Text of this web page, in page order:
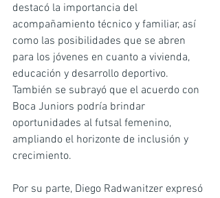
destacó la importancia del
acompañamiento técnico y familiar, así
como las posibilidades que se abren
para los jóvenes en cuanto a vivienda,
educación y desarrollo deportivo.
También se subrayó que el acuerdo con
Boca Juniors podría brindar
oportunidades al futsal femenino,
ampliando el horizonte de inclusión y
crecimiento.
Por su parte, Diego Radwanitzer expresó